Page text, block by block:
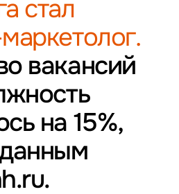
стал
вакансий
на 15%,